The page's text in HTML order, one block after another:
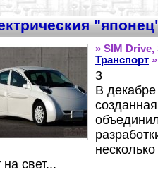
» SIM
Транспорт »
3
В
на свет...